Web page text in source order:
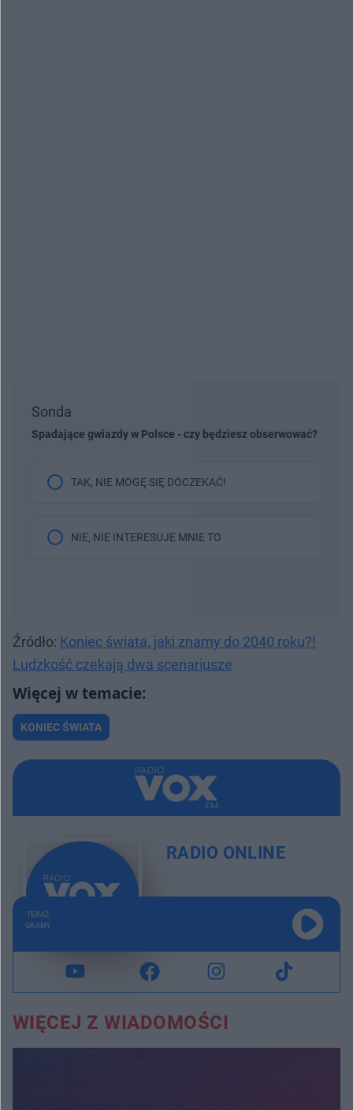
Sonda
Spadające gwiazdy w Polsce - czy będziesz obserwować?
TAK, NIE MOGĘ SIĘ DOCZEKAĆ!
NIE, NIE INTERESUJE MNIE TO
Źródło: Koniec świata, jaki znamy do 2040 roku?!
Ludzkość czekają dwa scenariusze
KONIEC ŚWIATA
RADIO ONLINE
TERAZ
GRAMY
WIĘCEJ Z WIADOMOŚCI